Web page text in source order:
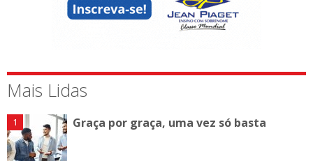
Mais Lidas
Graça por graça, uma vez só basta